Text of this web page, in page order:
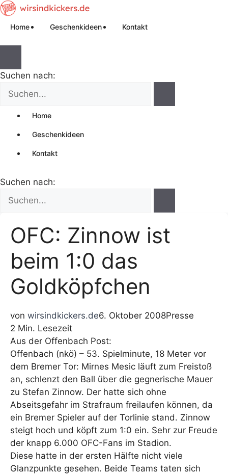
Home Geschenkideen Kontakt
Suchen nach:
Home
Geschenkideen
Kontakt
Suchen nach:
OFC: Zinnow ist
beim 1:0 das
Goldköpfchen
von wirsindkickers.de6. Oktober 2008Presse
2 Min. Lesezeit
Aus der Offenbach Post:
Offenbach (nkö) – 53. Spielminute, 18 Meter vor
dem Bremer Tor: Mirnes Mesic läuft zum Freistoß
an, schlenzt den Ball über die gegnerische Mauer
zu Stefan Zinnow. Der hatte sich ohne
Abseitsgefahr im Strafraum freilaufen können, da
ein Bremer Spieler auf der Torlinie stand. Zinnow
steigt hoch und köpft zum 1:0 ein. Sehr zur Freude
der knapp 6.000 OFC-Fans im Stadion.
Diese hatte in der ersten Hälfte nicht viele
Glanzpunkte gesehen. Beide Teams taten sich